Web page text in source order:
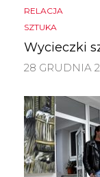
RELACJA
SZTUKA
Wycieczki
28 GRUDNIA